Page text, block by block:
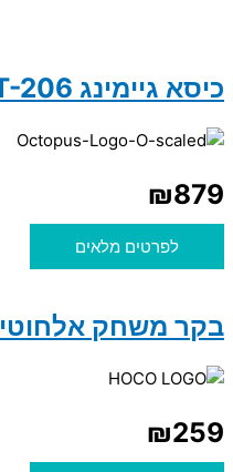
כיסא גיימינג Octopus OCT-206 – ורוד
₪879
לפרטים מלאים
בקר משחק אלחוטי Hoco GA32 Dragon
₪259